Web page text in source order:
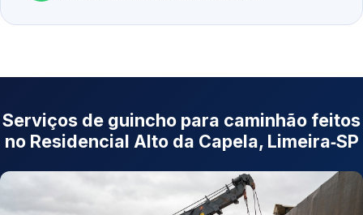
Serviços de guincho para caminhão feitos
no Residencial Alto da Capela, Limeira‑SP